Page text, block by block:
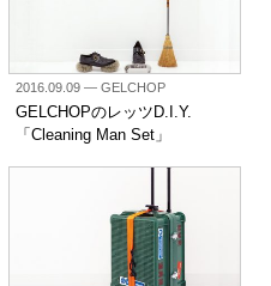
2016.09.09— GELCHOP
GELCHOPのレッツD.I.Y.
「Cleaning Man Set」